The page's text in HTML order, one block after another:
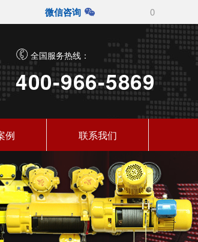
微信咨询 0
全国服务热线：
400-966-5869
例 联系我们